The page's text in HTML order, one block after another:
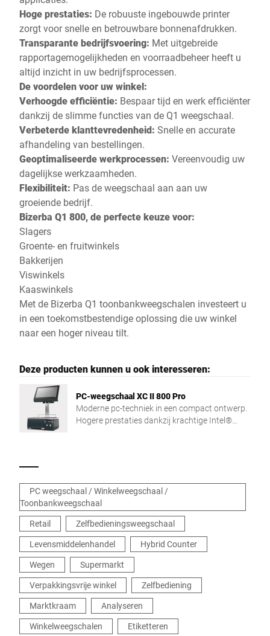
Hoge prestaties: De robuuste ingebouwde printer
zorgt voor snelle en betrouwbare bonnenafdrukken.
Transparante bedrijfsvoering: Met uitgebreide
rapportagemogelijkheden en voorraadbeheer heeft u
altijd inzicht in uw bedrijfsprocessen.
De voordelen voor uw winkel:
Verhoogde efficiëntie: Bespaar tijd en werk efficiënter
dankzij de slimme functies van de Q1 weegschaal.
Verbeterde klanttevredenheid: Snelle en accurate
afhandeling van bestellingen.
Geoptimaliseerde werkprocessen: Vereenvoudig uw
dagelijkse werkzaamheden.
Flexibiliteit: Pas de weegschaal aan aan uw
groeiende bedrijf.
Bizerba Q1 800, de perfecte keuze voor:
Slagers
Groente- en fruitwinkels
Bakkerijen
Viswinkels
Kaaswinkels
Met de Bizerba Q1 toonbankweegschalen investeert u
in een toekomstbestendige oplossing die uw winkel
naar een hoger niveau tilt.
Deze producten kunnen u ook interesseren:
PC-weegschaal XC II 800 Pro
Moderne pc-techniek in een compact ontwerp.
Hogere prestaties dankzij krachtige Intel®
PC weegschaal / Winkelweegschaal /
Toonbankweegschaal
Retail
Zelfbedieningsweegschaal
Levensmiddelenhandel
Hybrid Counter
Wegen
Supermarkt
Verpakkingsvrije winkel
Zelfbediening
Marktkraam
Analyseren
Winkelweegschalen
Etiketteren